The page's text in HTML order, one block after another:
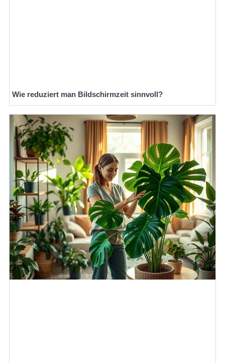
Wie reduziert man Bildschirmzeit sinnvoll?